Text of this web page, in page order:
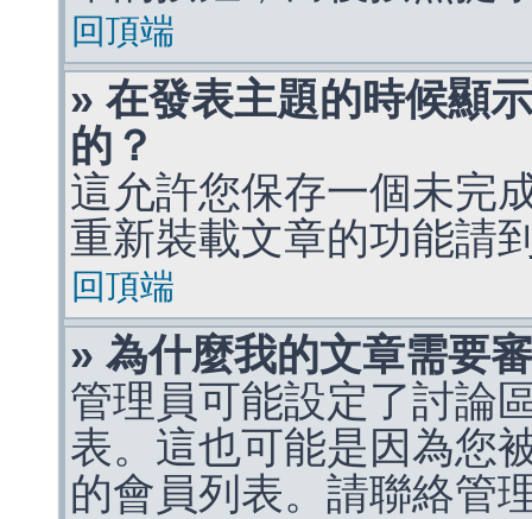
回頂端
» 在發表主題的時候顯
的？
這允許您保存一個未完
重新裝載文章的功能請
回頂端
» 為什麼我的文章需要
管理員可能設定了討論
表。這也可能是因為您
的會員列表。請聯絡管